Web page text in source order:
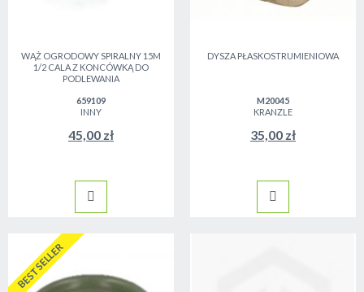
WĄŻ OGRODOWY SPIRALNY 15M
1/2 CALA Z KONCÓWKĄ DO
PODLEWANIA
659109
INNY
45,00 zł
DYSZA PŁASKOSTRUMIENIOWA
M20045
KRANZLE
35,00 zł
BESTSELLER